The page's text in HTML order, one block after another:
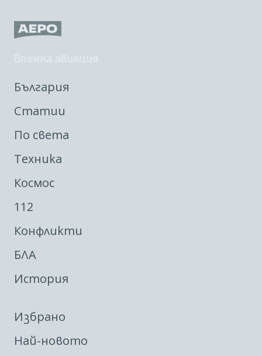
България
Статии
По света
Техника
Космос
112
Конфликти
БЛА
История
Избрано
Най-новото